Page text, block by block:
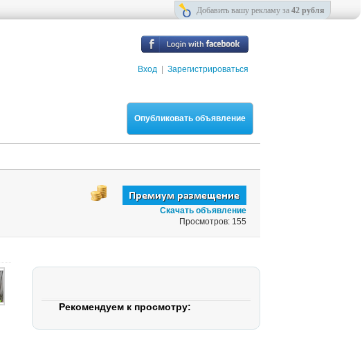
Вход Зарегистрироваться
Опубликовать объявление
Скачать объявление
Просмотров: 155
Добавить вашу рекламу за 42 рубля
Рекомендуем к просмотру: